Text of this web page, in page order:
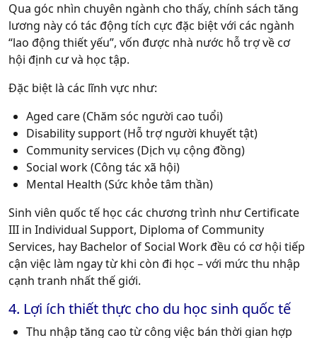
Qua góc nhìn chuyên ngành cho thấy, chính sách tăng
lương này có tác động tích cực đặc biệt với các ngành
“lao động thiết yếu”, vốn được nhà nước hỗ trợ về cơ
hội định cư và học tập.
Đặc biệt là các lĩnh vực như:
Aged care (Chăm sóc người cao tuổi)
Disability support (Hỗ trợ người khuyết tật)
Community services (Dịch vụ cộng đồng)
Social work (Công tác xã hội)
Mental Health (Sức khỏe tâm thần)
Sinh viên quốc tế học các chương trình như Certificate
III in Individual Support, Diploma of Community
Services, hay Bachelor of Social Work đều có cơ hội tiếp
cận việc làm ngay từ khi còn đi học – với mức thu nhập
cạnh tranh nhất thế giới.
4. Lợi ích thiết thực cho du học sinh quốc tế
Thu nhập tăng cao từ công việc bán thời gian hợp